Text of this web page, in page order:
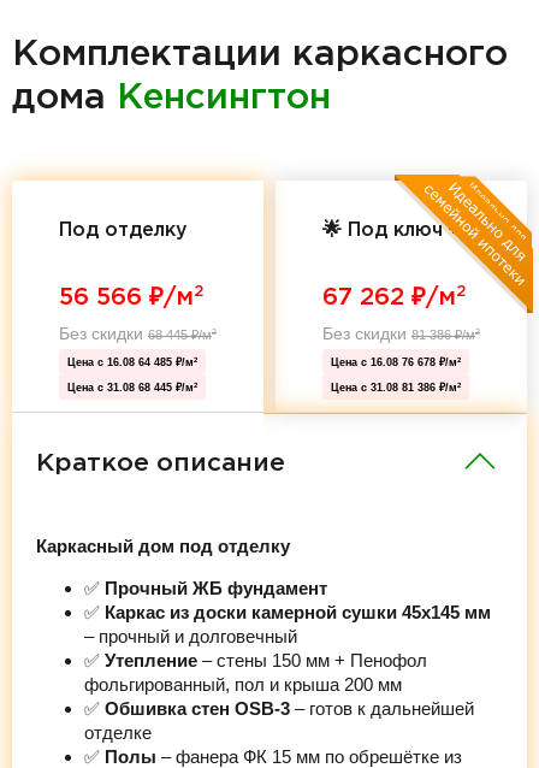
Комплектации каркасного
дома
Кенсингтон
Под отделку
56 566 ₽/м2
Без скидки 68 445₽/м2
Цена с 16.08 64 485 ₽/м2
Цена с 31.08 68 445 ₽/м2
🌟 Под ключ 🌟
67 262 ₽/м2
Без скидки 81 386₽/м2
Цена с 16.08 76 678 ₽/м2
Цена с 31.08 81 386 ₽/м2
Краткое описание
Каркасный дом под отделку
✅ Прочный ЖБ фундамент
✅ Каркас из доски камерной сушки 45х145 мм
– прочный и долговечный
✅ Утепление – стены 150 мм + Пенофол
фольгированный, пол и крыша 200 мм
✅ Обшивка стен OSB-3 – готов к дальнейшей
отделке
✅ Полы – фанера ФК 15 мм по обрешётке из